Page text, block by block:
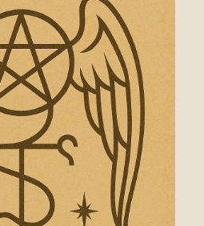
班-實體
單元I：財務糾紛
班-甜蜜盒-實體
燈區女郎的吸引力秘密
單元II：店面風水
篇
家宅保護課
位學
督魔法三
法四
元五
單元
癒｜入門工作坊
儀式
式
水
蹄鐵
剪刀